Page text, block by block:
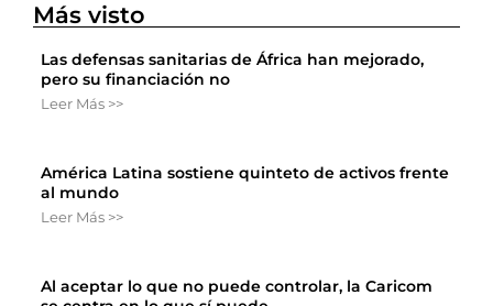
Más visto
Las defensas sanitarias de África han mejorado,
pero su financiación no
Leer Más >>
América Latina sostiene quinteto de activos frente
al mundo
Leer Más >>
Al aceptar lo que no puede controlar, la Caricom